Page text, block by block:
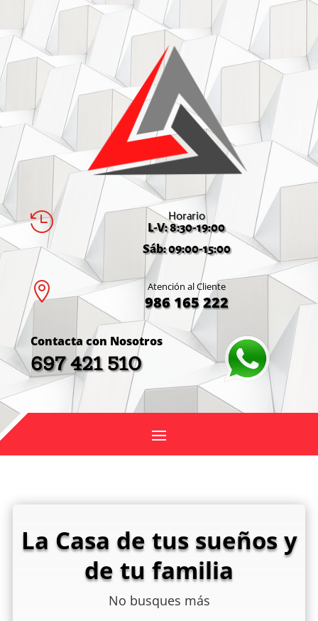
 Horario
L-V: 8:30-19:00
Sáb: 09:00-15:00
 Atención al Cliente
986 165 222
Contacta con Nosotros
697 421 510
La Casa de tus sueños y
de tu familia
No busques más